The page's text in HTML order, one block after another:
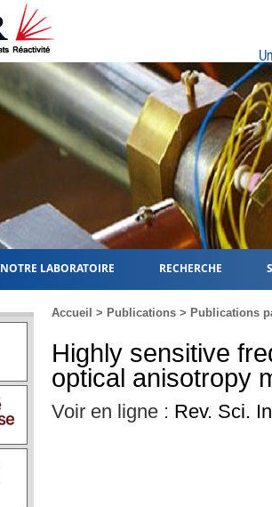
NOTRE LABORATOIRE RECHERCHE
Accueil > Publications > Publications
Highly sensitive
optical anisotropy
Voir en ligne : Rev. Sci.